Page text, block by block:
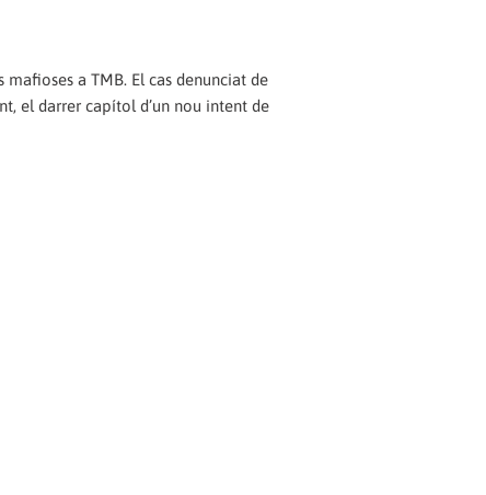
a TMB. El cas denunciat de
el darrer capítol d’un nou intent de